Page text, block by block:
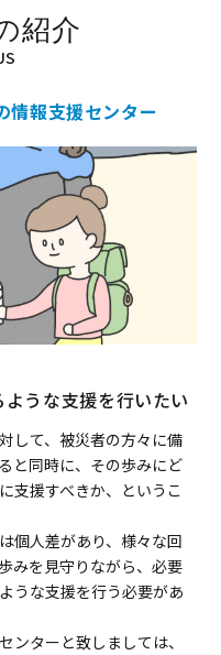
紹介
情報支援センター
うな支援を行いたい
して、被災者の方々に備
と同時に、その歩みにど
支援すべきか、というこ
個人差があり、様々な回
みを見守りながら、必要
うな支援を行う必要があ
ンターと致しましては、